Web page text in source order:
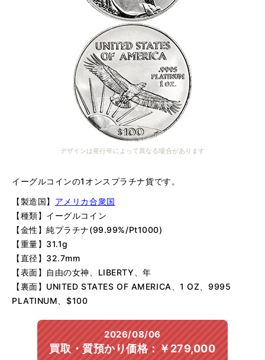
デザインは発行年によって異なる場合があります
イーグルコインの1オンスプラチナ貨です。
【製造国】 アメリカ合衆国
【種類】イーグルコイン
【金性】純プラチナ(99.99%/Pt1000)
【重量】31.1g
【直径】32.7mm
【表面】自由の女神、LIBERTY、年
【裏面】UNITED STATES OF AMERICA、1 OZ、9995
PLATINUM、$100
2026/08/06
買取・質預かり価格：￥279,000